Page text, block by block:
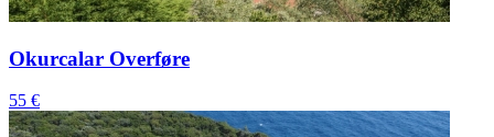
Okurcalar Overføre
55 €